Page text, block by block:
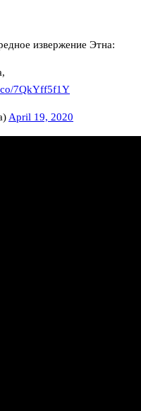
извержение Этна:
7QkYff5f1Y
April 19, 2020